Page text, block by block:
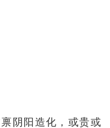
阴阳造化，或贵或